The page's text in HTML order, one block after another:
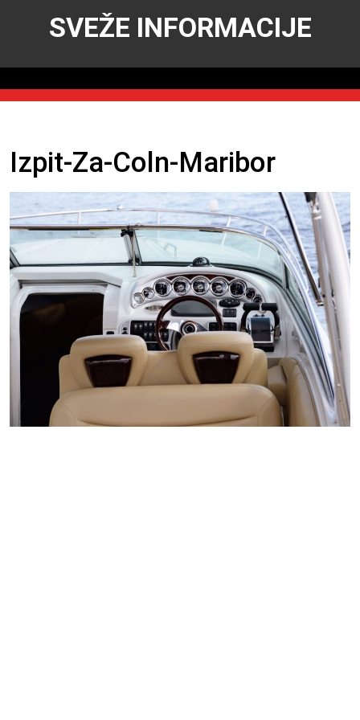
SVEŽE INFORMACIJE
Izpit-Za-Coln-Maribor